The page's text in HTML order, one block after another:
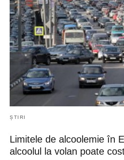
ȘTIRI
Limitele de alcoolemie în
alcoolul la volan poate